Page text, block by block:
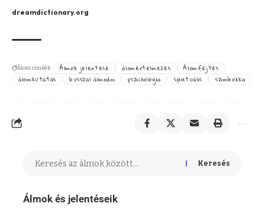
dreamdictionary.org
Álom címkék: Álmok jelentése álomértelmezés
Álomfejtés
álomkutatás
busszal álmodni pszichológia spirituális szimbolika
Keresés
Álmok és jelentéseik